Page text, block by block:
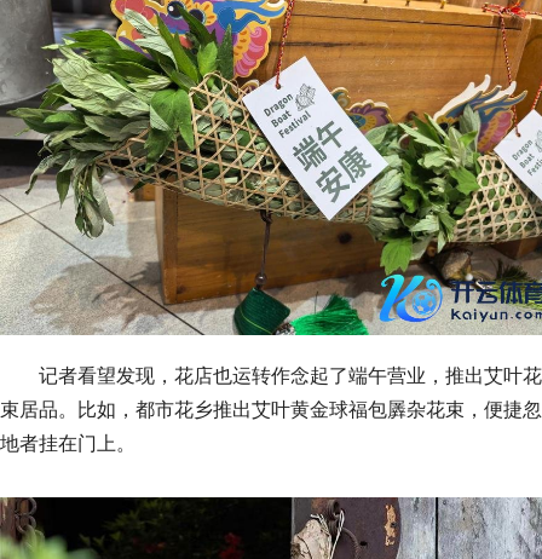
记者看望发现，花店也运转作念起了端午营业，推出艾叶花
束居品。比如，都市花乡推出艾叶黄金球福包羼杂花束，便捷忽
地者挂在门上。